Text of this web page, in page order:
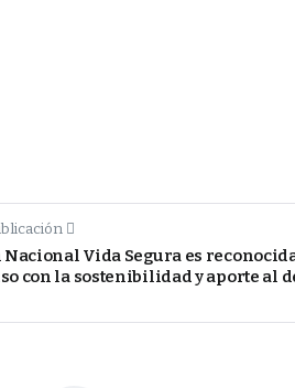
Vida Segura es
con la sostenibilidad y aporte al